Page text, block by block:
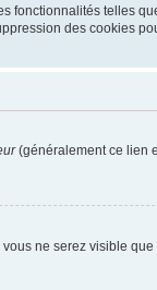
fonctionnalités telles
des cookies
(généralement ce lien
ne serez visible